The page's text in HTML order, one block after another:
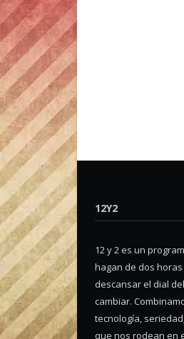
12Y2
12 y 2 es un
hagan de dos
descansar el dial
cambiar.
tecnología,
que nos rodean en